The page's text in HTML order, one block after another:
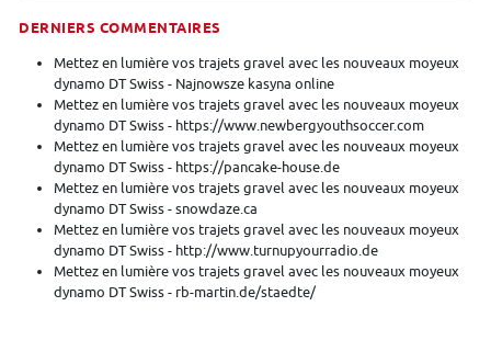
DERNIERS COMMENTAIRES
Mettez en lumière vos trajets gravel avec les nouveaux moyeux
dynamo DT Swiss - Najnowsze kasyna online
Mettez en lumière vos trajets gravel avec les nouveaux moyeux
dynamo DT Swiss - https://www.newbergyouthsoccer.com
Mettez en lumière vos trajets gravel avec les nouveaux moyeux
dynamo DT Swiss - https://pancake-house.de
Mettez en lumière vos trajets gravel avec les nouveaux moyeux
dynamo DT Swiss - snowdaze.ca
Mettez en lumière vos trajets gravel avec les nouveaux moyeux
dynamo DT Swiss - http://www.turnupyourradio.de
Mettez en lumière vos trajets gravel avec les nouveaux moyeux
dynamo DT Swiss - rb-martin.de/staedte/